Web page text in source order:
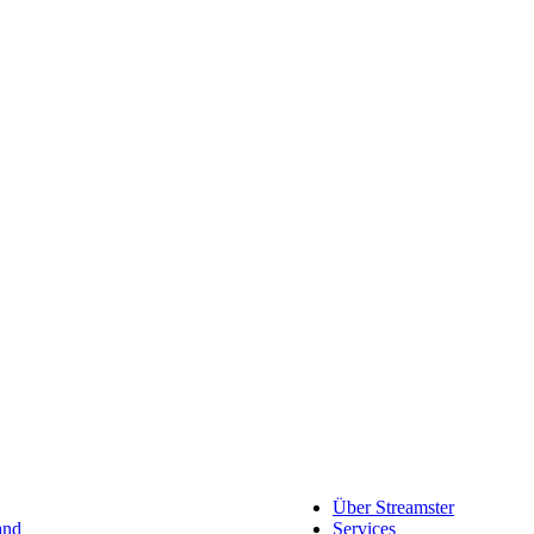
Über Streamster
Services